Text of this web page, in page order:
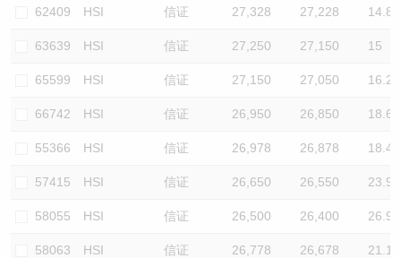
62409 HSI 信证 27,328 27,228 14.8
63639 HSI 信证 27,250 27,150 15
65599 HSI 信证 27,150 27,050 16.2
66742 HSI 信证 26,950 26,850 18.6
55366 HSI 信证 26,978 26,878 18.4
57415 HSI 信证 26,650 26,550 23.9
58055 HSI 信证 26,500 26,400 26.9
58063 HSI 信证 26,778 26,678 21.1